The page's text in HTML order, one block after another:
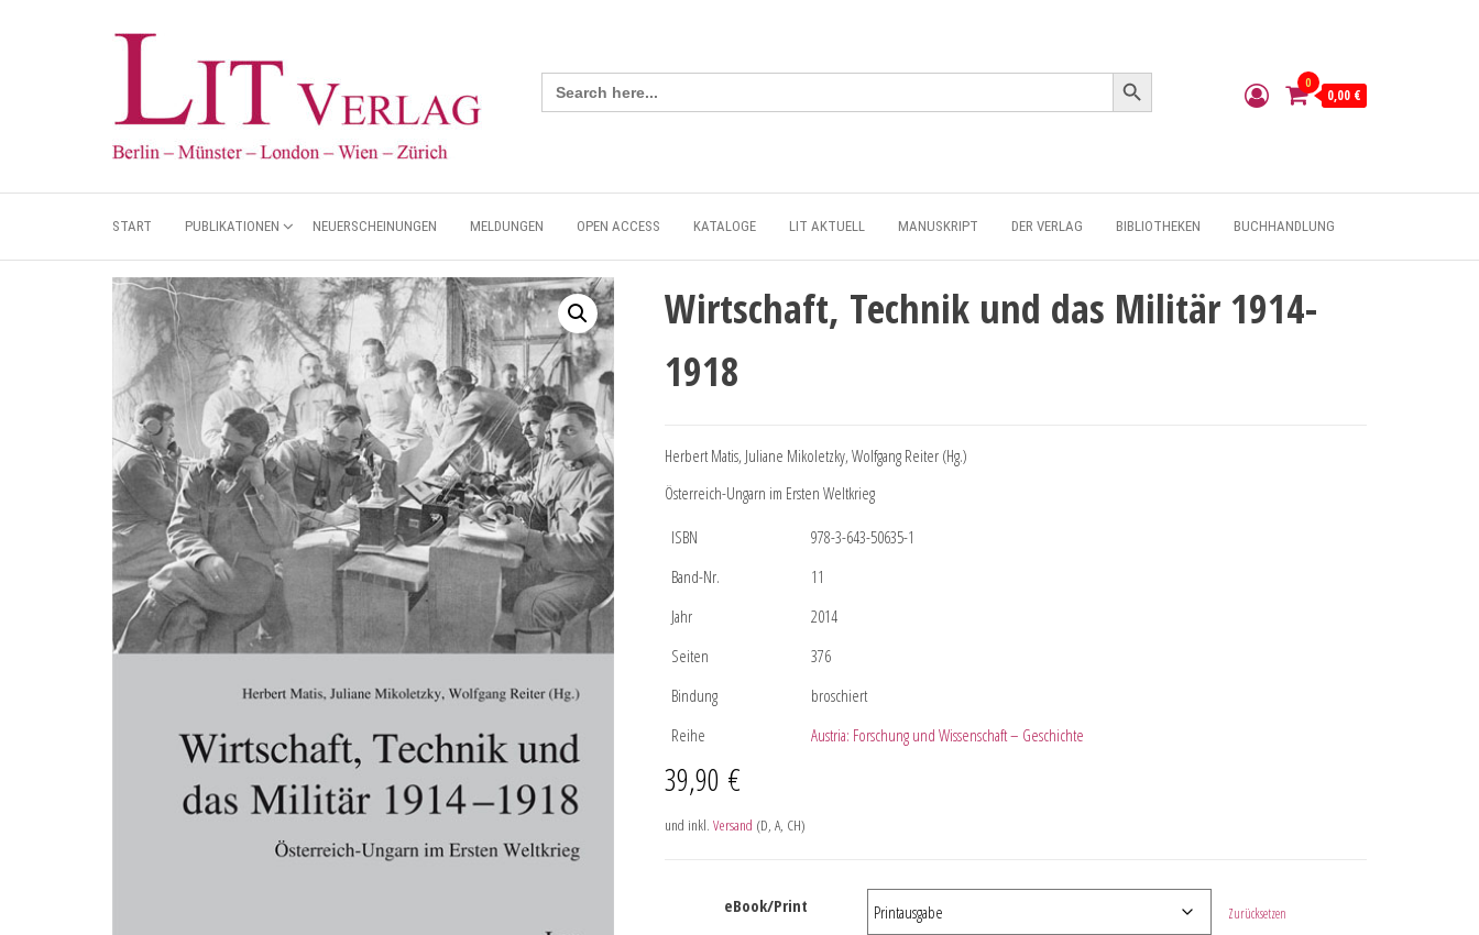
Search
for:
Search Button
0
0,00 €
START PUBLIKATIONEN NEUERSCHEINUNGEN MELDUNGEN OPEN ACCESS KATALOGE LIT AKTUELL MANUSKRIPT DER VERLAG BIBLIOTHEKEN BUCHHANDLUNG
Wirtschaft, Technik und das Militär 1914-
1918
Herbert Matis, Juliane Mikoletzky, Wolfgang Reiter (Hg.)
Österreich-Ungarn im Ersten Weltkrieg
ISBN
978-3-643-50635-1
Band-Nr.
11
Jahr
2014
Seiten
376
Bindung
broschiert
Reihe
Austria: Forschung und Wissenschaft – Geschichte
39,90 €
und inkl. Versand (D, A, CH)
eBook/Print Zurücksetzen